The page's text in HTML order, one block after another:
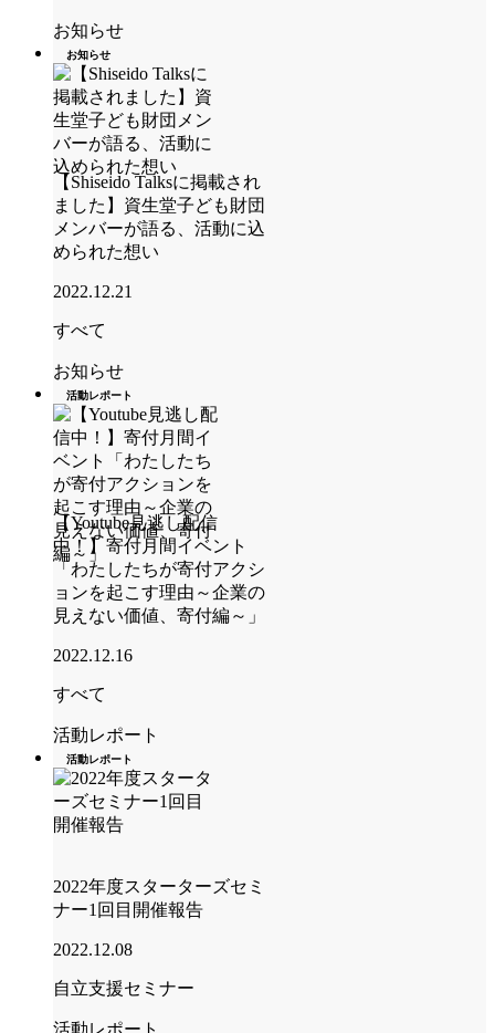
お知らせ
お知らせ
【Shiseido Talksに掲載され
ました】資生堂子ども財団
メンバーが語る、活動に込
められた想い
2022.12.21
すべて
お知らせ
活動レポート
【Youtube見逃し配信
中！】寄付月間イベント
「わたしたちが寄付アクシ
ョンを起こす理由～企業の
見えない価値、寄付編～」
2022.12.16
すべて
活動レポート
活動レポート
2022年度スターターズセミ
ナー1回目開催報告
2022.12.08
自立支援セミナー
活動レポート